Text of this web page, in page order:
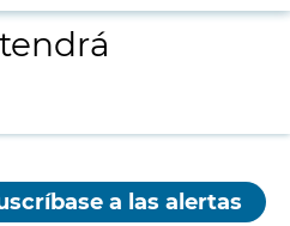
a las alertas